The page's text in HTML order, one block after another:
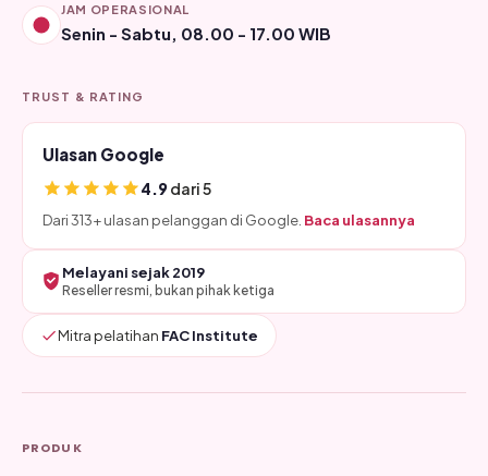
JAM OPERASIONAL
Senin - Sabtu, 08.00 - 17.00 WIB
TRUST & RATING
Ulasan Google
4.9dari 5
Dari 313+ ulasan pelanggan di Google. Baca ulasannya
Melayani sejak 2019
Reseller resmi, bukan pihak ketiga
Mitra pelatihan FAC Institute
PRODUK